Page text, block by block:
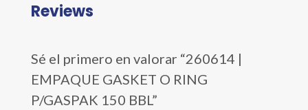
Reviews
Sé el primero en valorar “260614 |
EMPAQUE GASKET O RING
P/GASPAK 150 BBL”